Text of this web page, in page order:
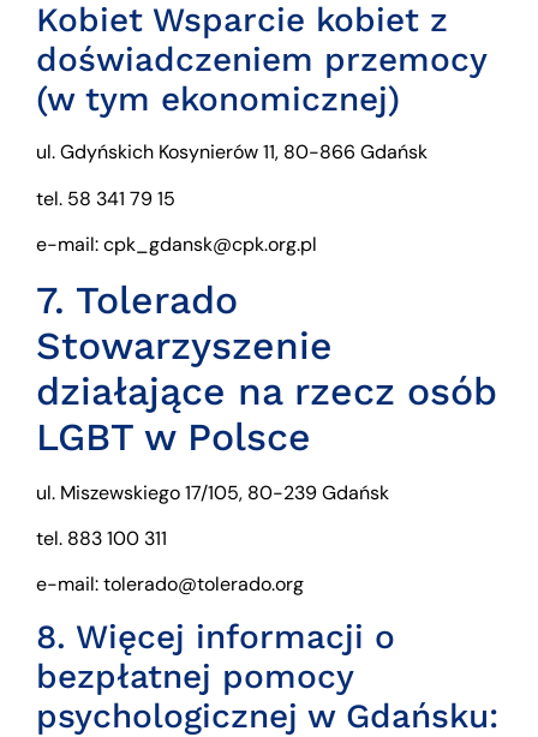
Kobiet Wsparcie kobiet z
doświadczeniem przemocy
(w tym ekonomicznej)
ul. Gdyńskich Kosynierów 11, 80-866 Gdańsk
tel. 58 341 79 15
e-mail: cpk_gdansk@cpk.org.pl
7. Tolerado
Stowarzyszenie
działające na rzecz osób
LGBT w Polsce
ul. Miszewskiego 17/105, 80-239 Gdańsk
tel. 883 100 311
e-mail: tolerado@tolerado.org
8. Więcej informacji o
bezpłatnej pomocy
psychologicznej w Gdańsku: